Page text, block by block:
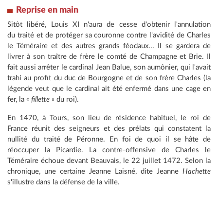
Reprise en main
Sitôt libéré, Louis XI n'aura de cesse d'obtenir l'annulation
du traité et de protéger sa couronne contre l'avidité de Charles
le Téméraire et des autres grands féodaux... Il se gardera de
livrer à son traître de frère le comté de Champagne et Brie. Il
fait aussi arrêter le cardinal Jean Balue, son aumônier, qui l'avait
trahi au profit du duc de Bourgogne et de son frère Charles (la
légende veut que le cardinal ait été enfermé dans une cage en
fer, la « fillette » du roi).
En 1470, à Tours, son lieu de résidence habituel, le roi de
France réunit des seigneurs et des prélats qui constatent la
nullité du traité de Péronne. En foi de quoi il se hâte de
réoccuper la Picardie. La contre-offensive de Charles le
Téméraire échoue devant Beauvais, le 22 juillet 1472. Selon la
chronique, une certaine Jeanne Laisné, dite Jeanne Hachette
s'illustre dans la défense de la ville.